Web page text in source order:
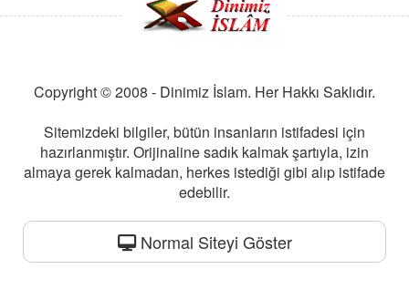
Copyright © 2008 - Dinimiz İslam. Her Hakkı Saklıdır.
Sitemizdeki bilgiler, bütün insanların istifadesi için
hazırlanmıştır. Orijinaline sadık kalmak şartıyla, izin
almaya gerek kalmadan, herkes istediği gibi alıp istifade
edebilir.
Normal Siteyi Göster